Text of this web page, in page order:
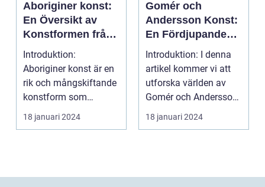
Aboriginer konst:
En Översikt av
Konstformen från
Australiens
Urinvånare
Introduktion:
Aboriginer konst är en
rik och mångskiftande
konstform som
härstammar från
Australiens...
18 januari 2024
Gomér och
Andersson Konst:
En Fördjupande
Översikt
Introduktion: I denna
artikel kommer vi att
utforska världen av
Gomér och Andersson
konst, dess olik...
18 januari 2024